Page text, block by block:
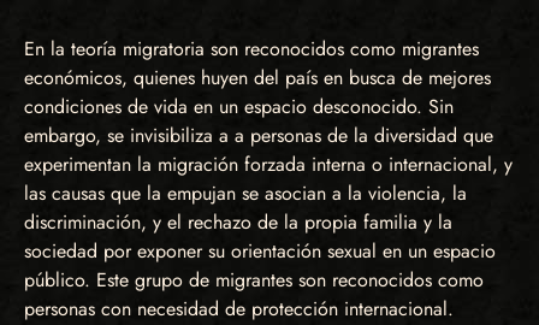
En la teoría migratoria son reconocidos como migrantes
económicos, quienes huyen del país en busca de mejores
condiciones de vida en un espacio desconocido. Sin
embargo, se invisibiliza a a personas de la diversidad que
experimentan la migración forzada interna o internacional, y
las causas que la empujan se asocian a la violencia, la
discriminación, y el rechazo de la propia familia y la
sociedad por exponer su orientación sexual en un espacio
público. Este grupo de migrantes son reconocidos como
personas con necesidad de protección internacional.